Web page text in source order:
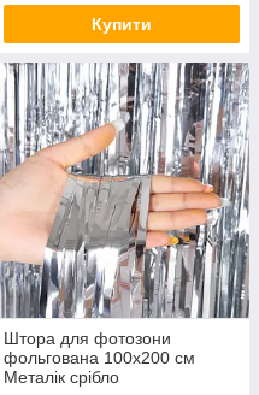
Купити
Штора для фотозони
фольгована 100х200 см
Металік срібло